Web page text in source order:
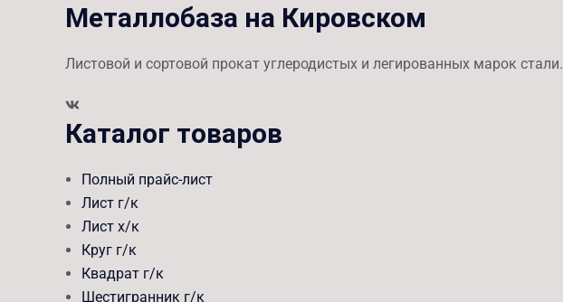
Металлобаза на Кировском
Листовой и сортовой прокат углеродистых и легированных марок стали.
Каталог товаров
Полный прайс-лист
Лист г/к
Лист х/к
Круг г/к
Квадрат г/к
Шестигранник г/к